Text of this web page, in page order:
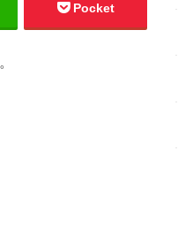
Pocket
。